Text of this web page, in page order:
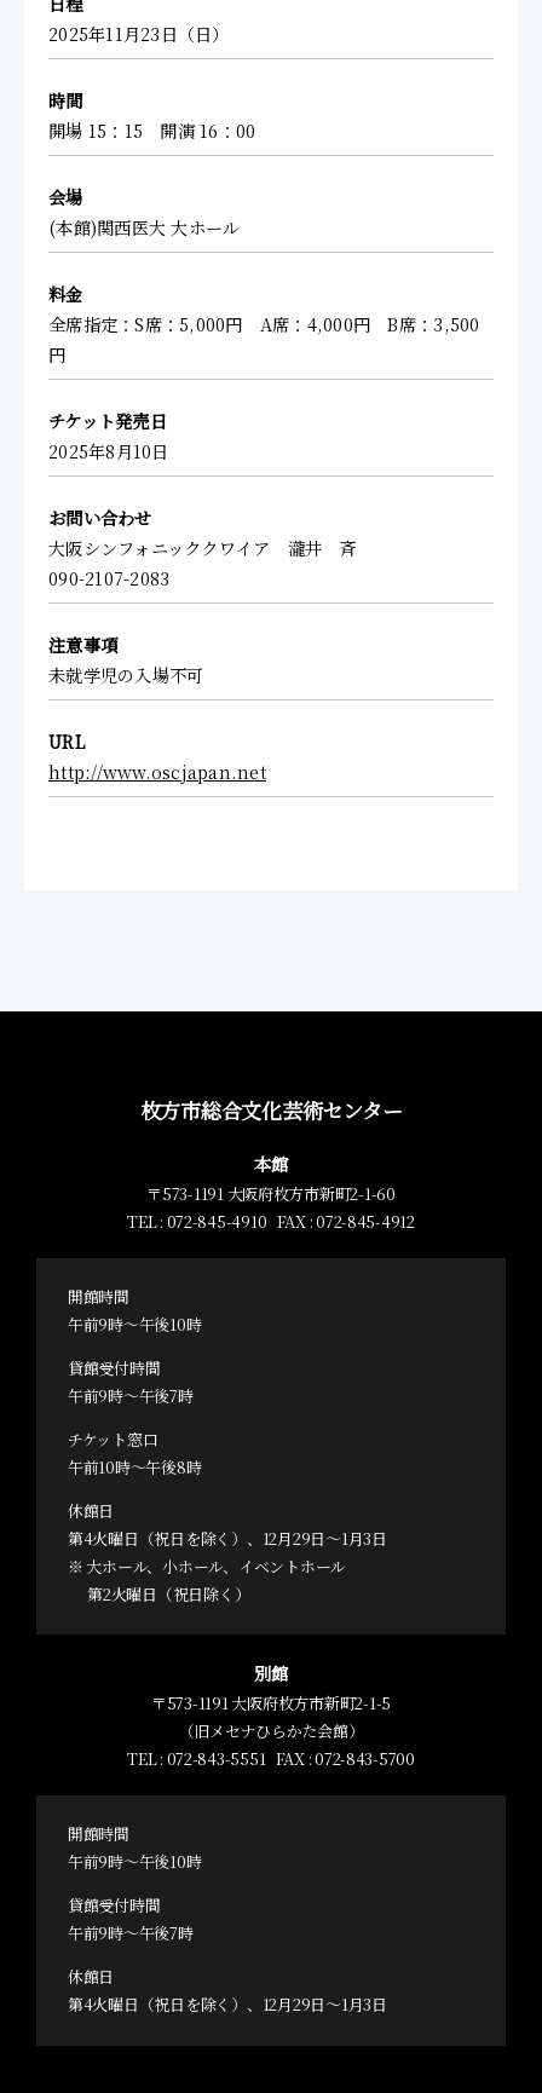
2025年11月23日（日）
時間
開場 15：15 開演 16：00
会場
(本館)関西医大 大ホール
料金
全席指定：S席：5,000円 A席：4,000円 B席：3,500
円
チケット発売日
2025年8月10日
お問い合わせ
大阪シンフォニッククワイア 瀧井 斉
090-2107-2083
注意事項
未就学児の入場不可
URL
http://www.oscjapan.net
枚方市総合文化芸術センター
本館
〒573-1191 大阪府枚方市新町2-1-60
TEL : 072-845-4910 FAX : 072-845-4912
開館時間
午前9時～午後10時
貸館受付時間
午前9時～午後7時
チケット窓口
午前10時～午後8時
休館日
第4火曜日（祝日を除く）、12月29日～1月3日
※ 大ホール、小ホール、イベントホール
第2火曜日（祝日除く）
別館
〒573-1191 大阪府枚方市新町2-1-5
（旧メセナひらかた会館）
TEL : 072-843-5551 FAX : 072-843-5700
開館時間
午前9時～午後10時
貸館受付時間
午前9時～午後7時
休館日
第4火曜日（祝日を除く）、12月29日～1月3日